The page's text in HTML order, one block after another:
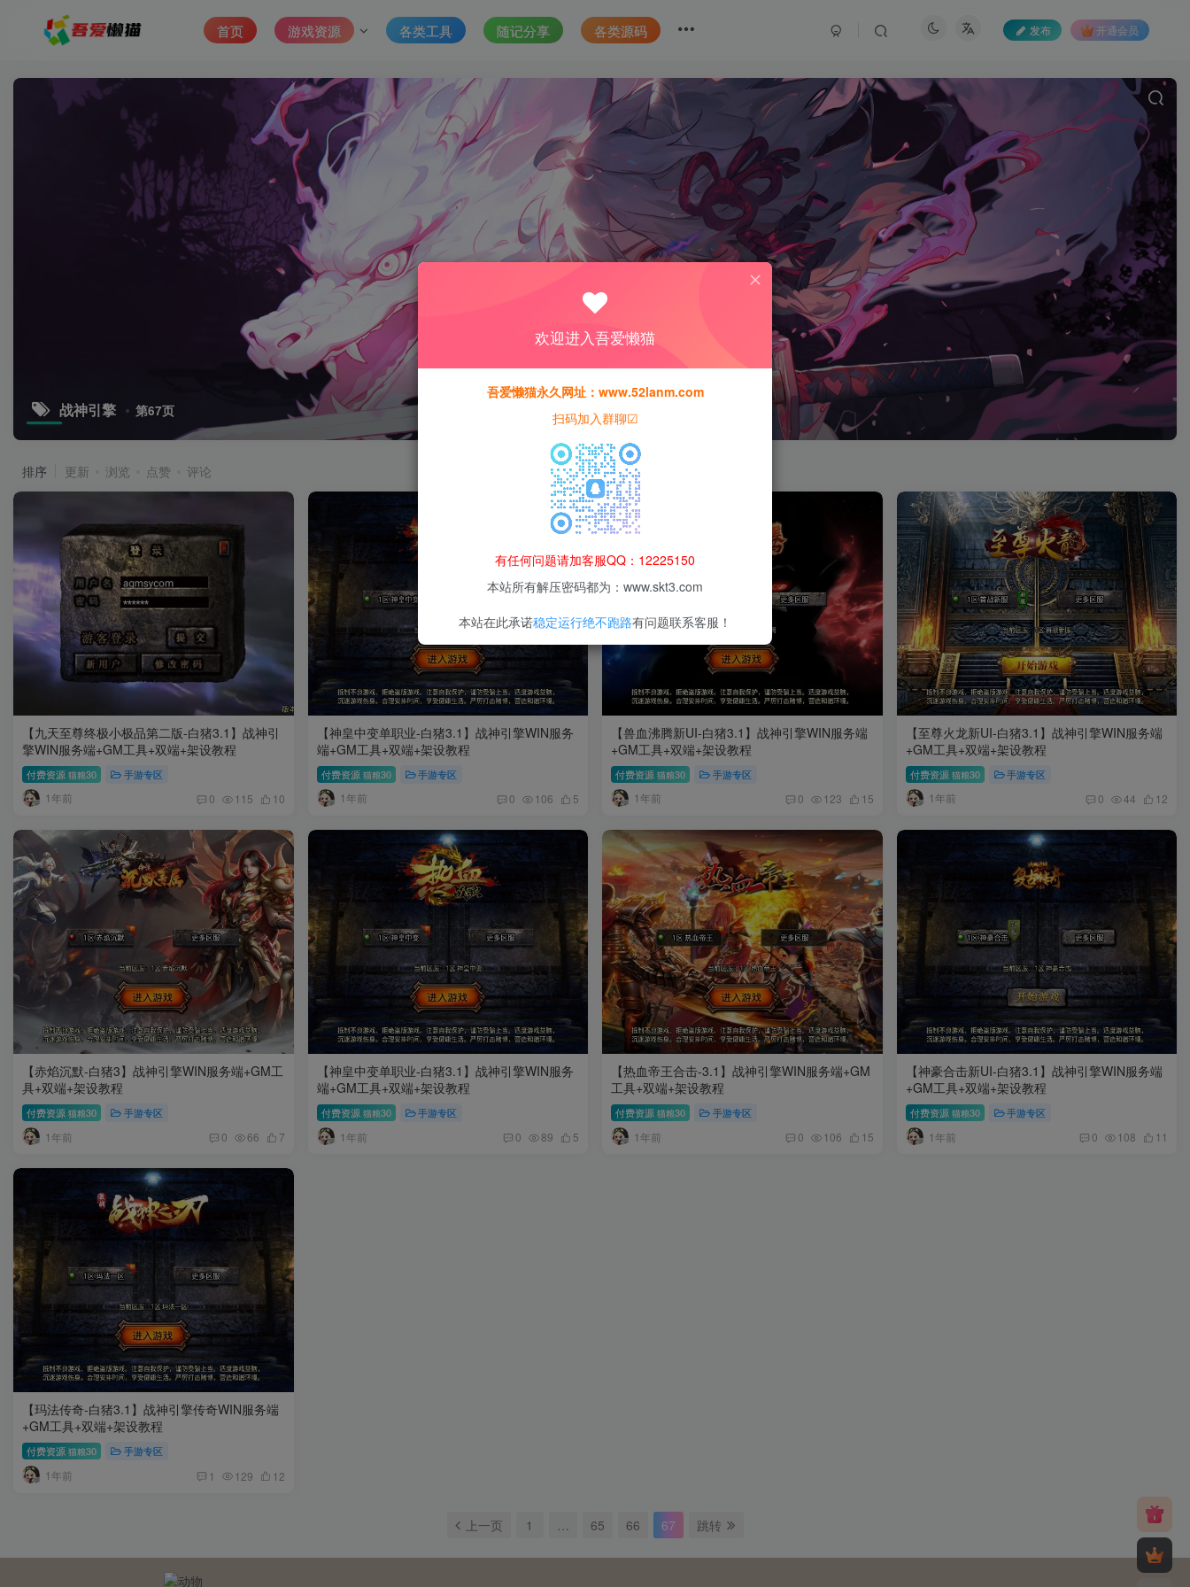
首页 游戏资源 各类工具 随记分享 各类源码 发布 开通会员
战神引擎 第67页
排序 更新 浏览 点赞 评论
【九天至尊终极小极品第二版-白猪3.1】战神引
擎WIN服务端+GM工具+双端+架设教程
付费资源 猫粮30 手游专区
1年前 0 115 10
【神皇中变单职业-白猪3.1】战神引擎WIN服务
端+GM工具+双端+架设教程
付费资源 猫粮30 手游专区
1年前 0 106 5
【兽血沸腾新UI-白猪3.1】战神引擎WIN服务端
+GM工具+双端+架设教程
付费资源 猫粮30 手游专区
1年前 0 123 15
【至尊火龙新UI-白猪3.1】战神引擎WIN服务端
+GM工具+双端+架设教程
付费资源 猫粮30 手游专区
1年前 0 44 12
【赤焰沉默-白猪3】战神引擎WIN服务端+GM工
具+双端+架设教程
付费资源 猫粮30 手游专区
1年前 0 66 7
【神皇中变单职业-白猪3.1】战神引擎WIN服务
端+GM工具+双端+架设教程
付费资源 猫粮30 手游专区
1年前 0 89 5
【热血帝王合击-3.1】战神引擎WIN服务端+GM
工具+双端+架设教程
付费资源 猫粮30 手游专区
1年前 0 106 15
【神豪合击新UI-白猪3.1】战神引擎WIN服务端
+GM工具+双端+架设教程
付费资源 猫粮30 手游专区
1年前 0 108 11
【玛法传奇-白猪3.1】战神引擎传奇WIN服务端
+GM工具+双端+架设教程
付费资源 猫粮30 手游专区
1年前 1 129 12
上一页 1 … 65 66 67 跳转
欢迎进入吾爱懒猫
吾爱懒猫永久网址：www.52lanm.com
扫码加入群聊☑
有任何问题请加客服QQ：12225150
本站所有解压密码都为：www.skt3.com
本站在此承诺稳定运行绝不跑路有问题联系客服！